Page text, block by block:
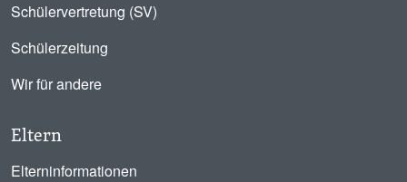
Schülervertretung (SV)
Schülerzeitung
Wir für andere
Eltern
Elterninformationen